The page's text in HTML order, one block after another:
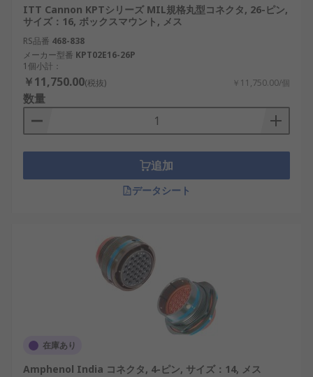
クスや航空電子機器などの高負荷環境下でも使用さ
れています。日本では、スマートファクトリー化が
進む中で、AI搭載の産業機器や自動倉庫設備におい
てもMIL規格丸型コネクタの需要が高まっていま
す。さらに、国内の再生可能エネルギー発電所や輸
送機器では、ミスの許されない安全性が求められる
場面で採用が進んでいます。
その堅牢な構造は、接続ミスや不具合のリスクを大
幅に低減し、長期間にわたるメンテナンスフリー運
用にも対応します。接触部の処理や素材も規格で細
かく指定されており、腐食への耐性や導電性も優れ
MIL規格と汎用規格（com-spec）との違い
MIL規格丸型コネクタと一般的な汎用丸型コネクタ
（com-spec）は、構造や使用環境においていくつか
の大きな違いがあります。MIL規格は厳格なテスト
と検査基準に基づいて設計されており、軍事用途や
航空宇宙、輸送インフラなど、ミッションクリティ
カルなシステム向けに最適化されています。
ITT Cannon KPTシリーズ MIL規格丸型コネクタ, 26-ピン,
サイズ：16, ボックスマウント, メス
RS品番 468-838
メーカー型番 KPT02E16-26P
1個小計：
￥11,750.00(税抜) ￥11,750.00/個
数量
追加
データシート
在庫あり
Amphenol India コネクタ, 4-ピン, サイズ：14, メス